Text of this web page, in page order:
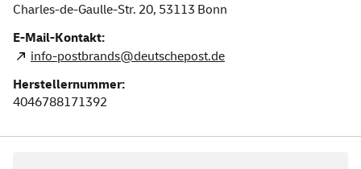
Charles-de-Gaulle-Str. 20, 53113 Bonn
E-Mail-Kontakt:
info-postbrands@deutschepost.de
Herstellernummer:
4046788171392